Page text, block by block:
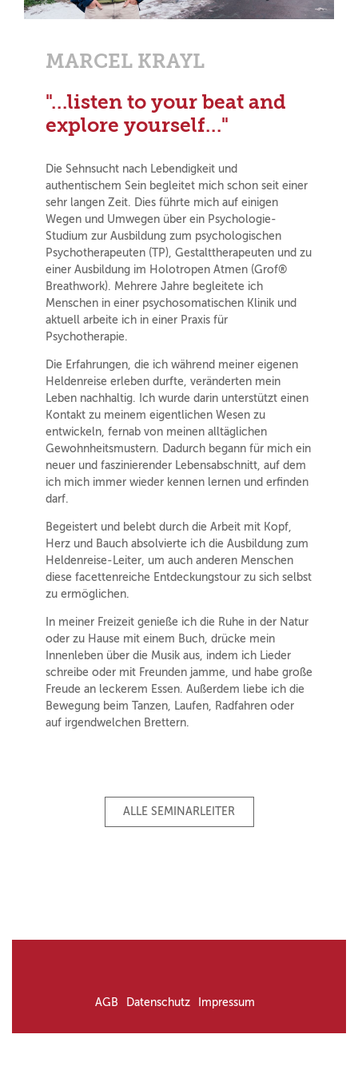
MARCEL KRAYL
"…listen to your beat and
explore yourself…"
Die Sehnsucht nach Lebendigkeit und
authentischem Sein begleitet mich schon seit einer
sehr langen Zeit. Dies führte mich auf einigen
Wegen und Umwegen über ein Psychologie-
Studium zur Ausbildung zum psychologischen
Psychotherapeuten (TP), Gestalttherapeuten und zu
einer Ausbildung im Holotropen Atmen (Grof®
Breathwork). Mehrere Jahre begleitete ich
Menschen in einer psychosomatischen Klinik und
aktuell arbeite ich in einer Praxis für
Psychotherapie.
Die Erfahrungen, die ich während meiner eigenen
Heldenreise erleben durfte, veränderten mein
Leben nachhaltig. Ich wurde darin unterstützt einen
Kontakt zu meinem eigentlichen Wesen zu
entwickeln, fernab von meinen alltäglichen
Gewohnheitsmustern. Dadurch begann für mich ein
neuer und faszinierender Lebensabschnitt, auf dem
ich mich immer wieder kennen lernen und erfinden
darf.
Begeistert und belebt durch die Arbeit mit Kopf,
Herz und Bauch absolvierte ich die Ausbildung zum
Heldenreise-Leiter, um auch anderen Menschen
diese facettenreiche Entdeckungstour zu sich selbst
zu ermöglichen.
In meiner Freizeit genieße ich die Ruhe in der Natur
oder zu Hause mit einem Buch, drücke mein
Innenleben über die Musik aus, indem ich Lieder
schreibe oder mit Freunden jamme, und habe große
Freude an leckerem Essen. Außerdem liebe ich die
Bewegung beim Tanzen, Laufen, Radfahren oder
auf irgendwelchen Brettern.
ALLE SEMINARLEITER
AGB Datenschutz Impressum